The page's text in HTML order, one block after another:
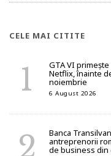
CELE MAI CITITE
GTA VI
Netflix, înainte
noiembrie
6 August 2026
Banca
antreprenorii
de business din